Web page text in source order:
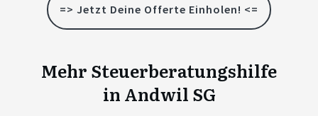
=> Jetzt Deine Offerte Einholen! <=
Mehr Steuerberatungshilfe
in Andwil SG